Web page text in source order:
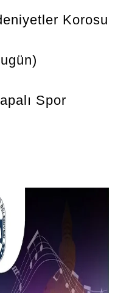
Korosu
Spor